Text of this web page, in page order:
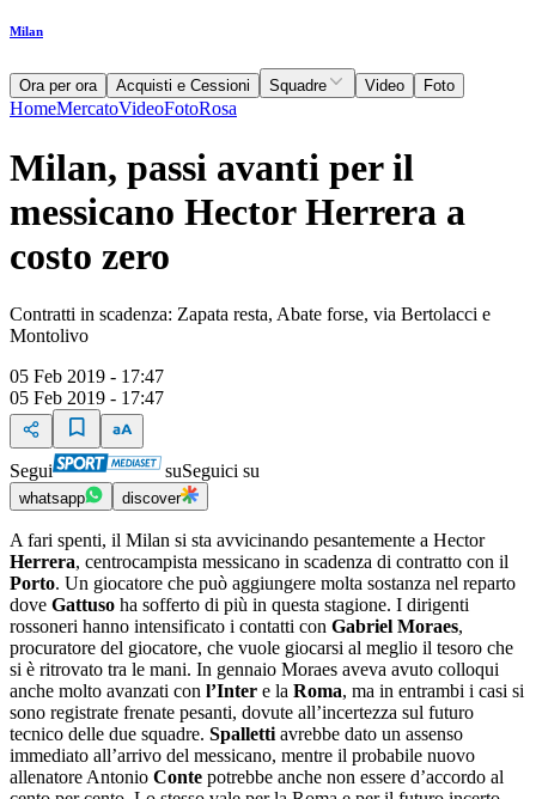
Milan
Ora per ora Acquisti e Cessioni Squadre Video Foto
HomeMercatoVideoFotoRosa
Milan, passi avanti per il
messicano Hector Herrera a
costo zero
Contratti in scadenza: Zapata resta, Abate forse, via Bertolacci e
Montolivo
05 Feb 2019 - 17:47
05 Feb 2019 - 17:47
Segui suSeguici su
whatsapp discover
A fari spenti, il Milan si sta avvicinando pesantemente a Hector
Herrera, centrocampista messicano in scadenza di contratto con il
Porto. Un giocatore che può aggiungere molta sostanza nel reparto
dove Gattuso ha sofferto di più in questa stagione. I dirigenti
rossoneri hanno intensificato i contatti con Gabriel Moraes,
procuratore del giocatore, che vuole giocarsi al meglio il tesoro che
si è ritrovato tra le mani. In gennaio Moraes aveva avuto colloqui
anche molto avanzati con l’Inter e la Roma, ma in entrambi i casi si
sono registrate frenate pesanti, dovute all’incertezza sul futuro
tecnico delle due squadre. Spalletti avrebbe dato un assenso
immediato all’arrivo del messicano, mentre il probabile nuovo
allenatore Antonio Conte potrebbe anche non essere d’accordo al